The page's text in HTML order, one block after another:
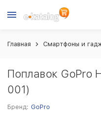
Главная Смартфоны и
Поплавок GoPro
001)
Бренд: GoPro